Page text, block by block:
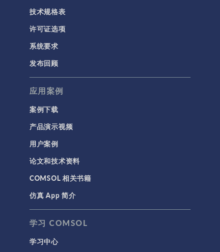
技术规格表
许可证选项
系统要求
发布回顾
应用案例
案例下载
产品演示视频
用户案例
论文和技术资料
COMSOL 相关书籍
仿真 App 简介
学习 COMSOL
学习中心